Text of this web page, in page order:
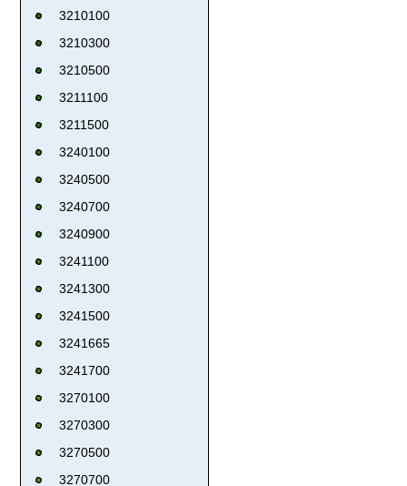
3210100
3210300
3210500
3211100
3211500
3240100
3240500
3240700
3240900
3241100
3241300
3241500
3241665
3241700
3270100
3270300
3270500
3270700